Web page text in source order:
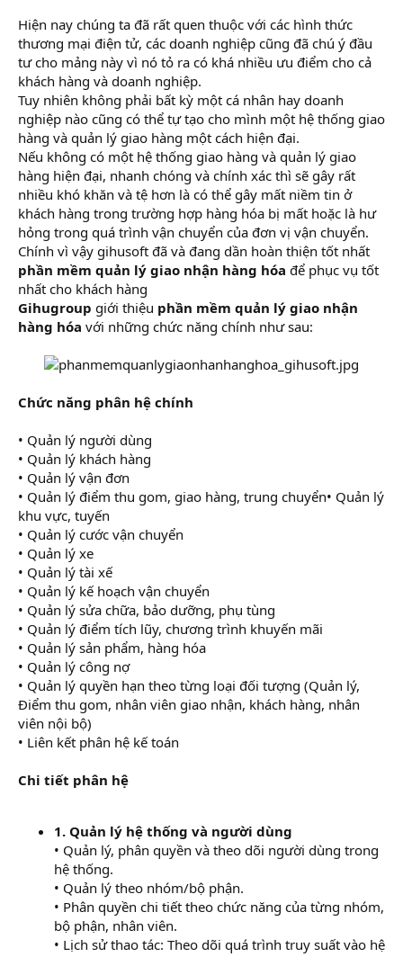
Hiện nay chúng ta đã rất quen thuộc với các hình thức
thương mại điện tử, các doanh nghiệp cũng đã chú ý đầu
tư cho mảng này vì nó tỏ ra có khá nhiều ưu điểm cho cả
khách hàng và doanh nghiệp.
Tuy nhiên không phải bất kỳ một cá nhân hay doanh
nghiệp nào cũng có thể tự tạo cho mình một hệ thống giao
hàng và quản lý giao hàng một cách hiện đại.
Nếu không có một hệ thống giao hàng và quản lý giao
hàng hiện đại, nhanh chóng và chính xác thì sẽ gây rất
nhiều khó khăn và tệ hơn là có thể gây mất niềm tin ở
khách hàng trong trường hợp hàng hóa bị mất hoặc là hư
hỏng trong quá trình vận chuyển của đơn vị vận chuyển.
Chính vì vậy gihusoft đã và đang dần hoàn thiện tốt nhất
phần mềm quản lý giao nhận hàng hóa để phục vụ tốt
nhất cho khách hàng
Gihugroup giới thiệu phần mềm quản lý giao nhận
hàng hóa với những chức năng chính như sau:
Chức năng phân hệ chính
• Quản lý người dùng
• Quản lý khách hàng
• Quản lý vận đơn
• Quản lý điểm thu gom, giao hàng, trung chuyển• Quản lý
khu vực, tuyến
• Quản lý cước vận chuyển
• Quản lý xe
• Quản lý tài xế
• Quản lý kế hoạch vận chuyển
• Quản lý sửa chữa, bảo dưỡng, phụ tùng
• Quản lý điểm tích lũy, chương trình khuyến mãi
• Quản lý sản phẩm, hàng hóa
• Quản lý công nợ
• Quản lý quyền hạn theo từng loại đối tượng (Quản lý,
Điểm thu gom, nhân viên giao nhận, khách hàng, nhân
viên nội bộ)
• Liên kết phân hệ kế toán
Chi tiết phân hệ
1. Quản lý hệ thống và người dùng
• Quản lý, phân quyền và theo dõi người dùng trong
hệ thống.
• Quản lý theo nhóm/bộ phận.
• Phân quyền chi tiết theo chức năng của từng nhóm,
bộ phận, nhân viên.
• Lịch sử thao tác: Theo dõi quá trình truy suất vào hệ